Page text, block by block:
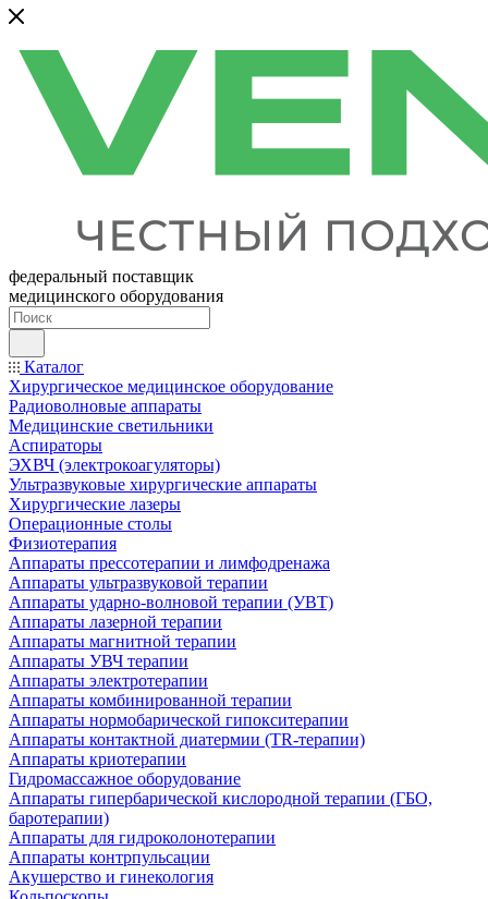
федеральный поставщик
медицинского оборудования
Каталог
Хирургическое медицинское оборудование
Радиоволновые аппараты
Медицинские светильники
Аспираторы
ЭХВЧ (электрокоагуляторы)
Ультразвуковые хирургические аппараты
Хирургические лазеры
Операционные столы
Физиотерапия
Аппараты прессотерапии и лимфодренажа
Аппараты ультразвуковой терапии
Аппараты ударно-волновой терапии (УВТ)
Аппараты лазерной терапии
Аппараты магнитной терапии
Аппараты УВЧ терапии
Аппараты электротерапии
Аппараты комбинированной терапии
Аппараты нормобарической гипокситерапии
Аппараты контактной диатермии (TR-терапии)
Аппараты криотерапии
Гидромассажное оборудование
Аппараты гипербарической кислородной терапии (ГБО,
баротерапии)
Аппараты для гидроколонотерапии
Аппараты контрпульсации
Акушерство и гинекология